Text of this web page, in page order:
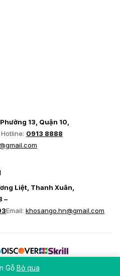
13, Quận 10,
Hotline: 0913 8888
Liệt, Thanh Xuân,
–
Email: khosango.hn@gmail.com
Gỗ Bỏ qua